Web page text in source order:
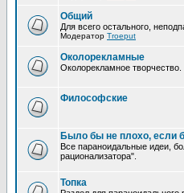
Общий
Для всего остального,
Модератор Troeput
Околорекламные
Околорекламное творчество.
Философские
Было бы не плохо, если
Все параноидальные идеи,
рационализатора".
Топка